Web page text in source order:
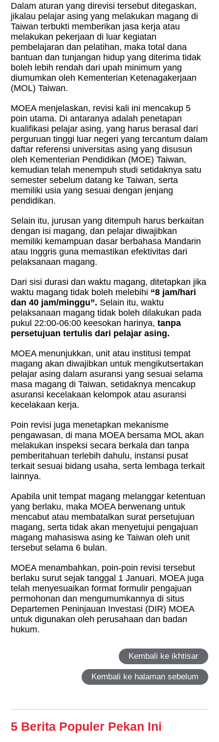
Dalam aturan yang direvisi tersebut ditegaskan,
jikalau pelajar asing yang melakukan magang di
Taiwan terbukti memberikan jasa kerja atau
melakukan pekerjaan di luar kegiatan
pembelajaran dan pelatihan, maka total dana
bantuan dan tunjangan hidup yang diterima tidak
boleh lebih rendah dari upah minimum yang
diumumkan oleh Kementerian Ketenagakerjaan
(MOL) Taiwan.
MOEA menjelaskan, revisi kali ini mencakup 5
poin utama. Di antaranya adalah penetapan
kualifikasi pelajar asing, yang harus berasal dari
perguruan tinggi luar negeri yang tercantum dalam
daftar referensi universitas asing yang disusun
oleh Kementerian Pendidikan (MOE) Taiwan,
kemudian telah menempuh studi setidaknya satu
semester sebelum datang ke Taiwan, serta
memiliki usia yang sesuai dengan jenjang
pendidikan.
Selain itu, jurusan yang ditempuh harus berkaitan
dengan isi magang, dan pelajar diwajibkan
memiliki kemampuan dasar berbahasa Mandarin
atau Inggris guna memastikan efektivitas dari
pelaksanaan magang.
Dari sisi durasi dan waktu magang, ditetapkan jika
waktu magang tidak boleh melebihi “8 jam/hari
dan 40 jam/minggu”. Selain itu, waktu
pelaksanaan magang tidak boleh dilakukan pada
pukul 22:00-06:00 keesokan harinya,tanpa
persetujuan tertulis dari pelajar asing.
MOEA menunjukkan, unit atau institusi tempat
magang akan diwajibkan untuk mengikutsertakan
pelajar asing dalam asuransi yang sesuai selama
masa magang di Taiwan, setidaknya mencakup
asuransi kecelakaan kelompok atau asuransi
kecelakaan kerja.
Poin revisi juga menetapkan mekanisme
pengawasan, di mana MOEA bersama MOL akan
melakukan inspeksi secara berkala dan tanpa
pemberitahuan terlebih dahulu, instansi pusat
terkait sesuai bidang usaha, serta lembaga terkait
lainnya.
Apabila unit tempat magang melanggar ketentuan
yang berlaku, maka MOEA berwenang untuk
mencabut atau membatalkan surat persetujuan
magang, serta tidak akan menyetujui pengajuan
magang mahasiswa asing ke Taiwan oleh unit
tersebut selama 6 bulan.
MOEA menambahkan, poin-poin revisi tersebut
berlaku surut sejak tanggal 1 Januari. MOEA juga
telah menyesuaikan format formulir pengajuan
permohonan dan mengumumkannya di situs
Departemen Peninjauan Investasi (DIR) MOEA
untuk digunakan oleh perusahaan dan badan
hukum.
Kembali ke ikhtisar
Kembali ke halaman sebelum
5 Berita Populer Pekan Ini